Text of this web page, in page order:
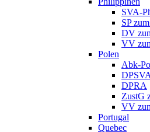
SVA-
SP
DV
VV
Polen
Abk-
DPSVA
DPRA
ZustG
VV
Portugal
Quebec